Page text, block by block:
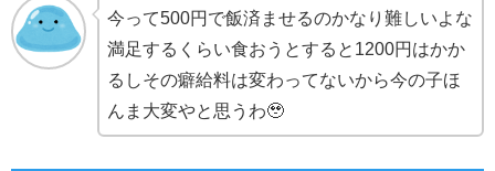
今って500円で飯済ませるのかなり難しいよな
満足するくらい食おうとすると1200円はかか
るしその癖給料は変わってないから今の子ほ
んま大変やと思うわ🥹